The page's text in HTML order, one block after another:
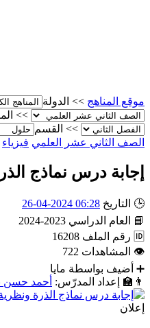
موقع المناهج >> الدولة
>>
>>
القسم
الصف الثاني عشر العلمي فيزياء
إجابة درس نماذج
🕒 التاريخ 06:28 2024-04-26
📘
العام الدراسي 2023-2024
🆔 رقم الملف 16208
👁
المشاهدات 722
➕
أضيف بواسطة مايا
👨‍🏫
إعداد المدرّس: أحمد حسن
إعلان